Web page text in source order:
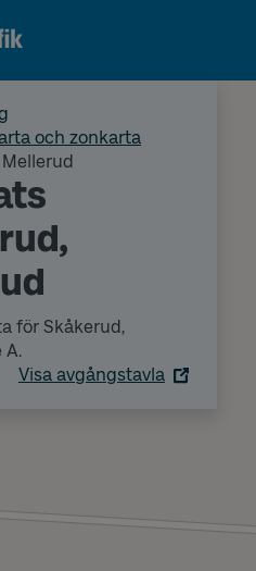
och zonkarta
för Skåkerud,
A.
Visa avgångstavla